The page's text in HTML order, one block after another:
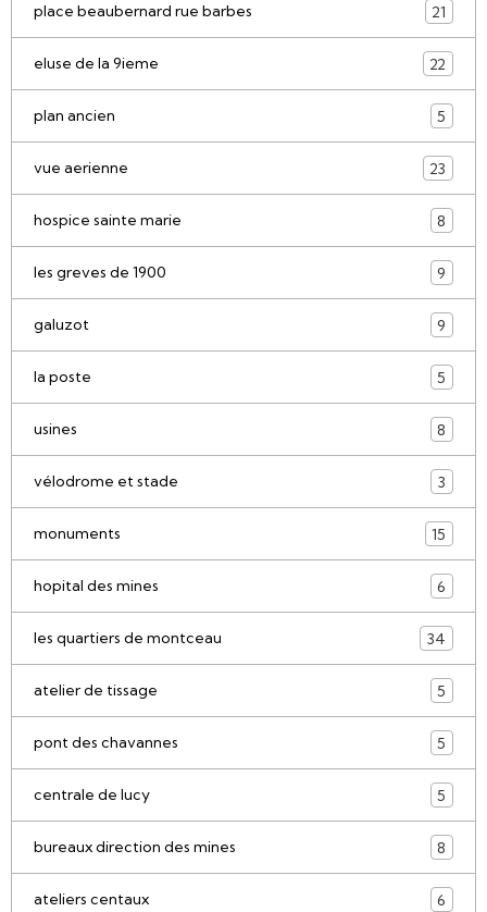
place beaubernard rue barbes 21
eluse de la 9ieme 22
plan ancien 5
vue aerienne 23
hospice sainte marie 8
les greves de 1900 9
galuzot 9
la poste 5
usines 8
vélodrome et stade 3
monuments 15
hopital des mines 6
les quartiers de montceau 34
atelier de tissage 5
pont des chavannes 5
centrale de lucy 5
bureaux direction des mines 8
ateliers centaux 6